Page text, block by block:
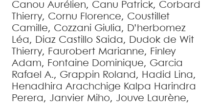
Canou Aurélien, Canu Patrick, Corbard
Thierry, Cornu Florence, Coustillet
Camille, Cozzani Giulia, D’herbomez
Léa, Diaz Castillo Saida, Dudok de Wit
Thierry, Faurobert Marianne, Finley
Adam, Fontaine Dominique, Garcia
Rafael A., Grappin Roland , Hadid Lina,
Henadhira Arachchige Kalpa Harindra
Perera, Janvier Miho, Jouve Laurène,